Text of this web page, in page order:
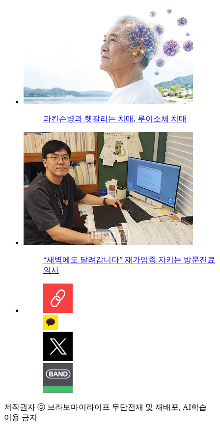
파킨슨병과 헷갈리는 치매, 루이소체 치매
“새벽에도 달려갑니다” 재가임종 지키는 방문진료
의사
저작권자 ⓒ 브라보마이라이프 무단전재 및 재배포, AI학습
이용 금지